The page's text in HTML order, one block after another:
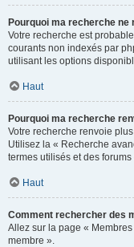
Pourquoi ma recherche ne
Votre recherche est
courants non indexés par
utilisant les options
Haut
Pourquoi ma recherche
Votre recherche renvoie
Utilisez la « Recherche
termes utilisés et des
Haut
Comment rechercher des
Allez sur la page «
membre ».